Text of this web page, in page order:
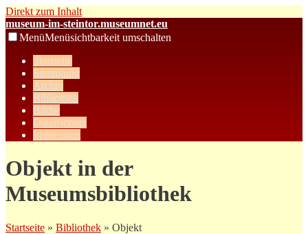
Direkt zum Inhalt
museum-im-steintor.museumnet.eu
MenüMenüsichtbarkeit umschalten
Startseite
Sammlung
Archiv
Bibliothek
Bilder
Datenschutz
Impressum
Objekt in der
Museumsbibliothek
Startseite » Bibliothek » Objekt